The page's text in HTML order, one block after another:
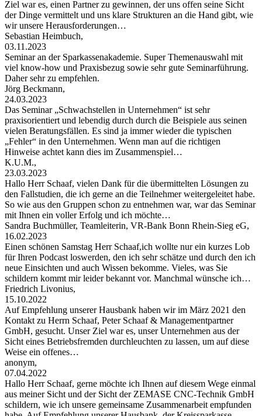
Ziel war es, einen Partner zu gewinnen, der uns offen seine Sicht
der Dinge vermittelt und uns klare Strukturen an die Hand gibt, wie
wir unsere Herausforderungen…
Sebastian Heimbuch,
03.11.2023
Seminar an der Sparkassenakademie. Super Themenauswahl mit
viel know-how und Praxisbezug sowie sehr gute Seminarführung.
Daher sehr zu empfehlen.
Jörg Beckmann,
24.03.2023
Das Seminar „Schwachstellen in Unternehmen“ ist sehr
praxisorientiert und lebendig durch durch die Beispiele aus seinen
vielen Beratungsfällen. Es sind ja immer wieder die typischen
„Fehler“ in den Unternehmen. Wenn man auf die richtigen
Hinweise achtet kann dies im Zusammenspiel…
K.U.M.,
23.03.2023
Hallo Herr Schaaf, vielen Dank für die übermittelten Lösungen zu
den Fallstudien, die ich gerne an die Teilnehmer weitergeleitet habe.
So wie aus den Gruppen schon zu entnehmen war, war das Seminar
mit Ihnen ein voller Erfolg und ich möchte…
Sandra Buchmüller, Teamleiterin, VR-Bank Bonn Rhein-Sieg eG,
16.02.2023
Einen schönen Samstag Herr Schaaf,ich wollte nur ein kurzes Lob
für Ihren Podcast loswerden, den ich sehr schätze und durch den ich
neue Einsichten und auch Wissen bekomme. Vieles, was Sie
schildern kommt mir leider bekannt vor. Manchmal wünsche ich…
Friedrich Livonius,
15.10.2022
Auf Empfehlung unserer Hausbank haben wir im März 2021 den
Kontakt zu Herrn Schaaf, Peter Schaaf & Managementpartner
GmbH, gesucht. Unser Ziel war es, unser Unternehmen aus der
Sicht eines Betriebsfremden durchleuchten zu lassen, um auf diese
Weise ein offenes…
anonym,
07.04.2022
Hallo Herr Schaaf, gerne möchte ich Ihnen auf diesem Wege einmal
aus meiner Sicht und der Sicht der ZEMASE CNC-Technik GmbH
schildern, wie ich unsere gemeinsame Zusammenarbeit empfunden